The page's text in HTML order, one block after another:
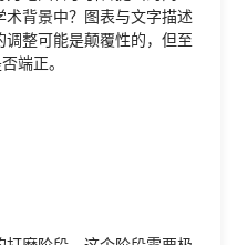
背景中？图表与文字描述
整可能是颠覆性的，但至
端正。